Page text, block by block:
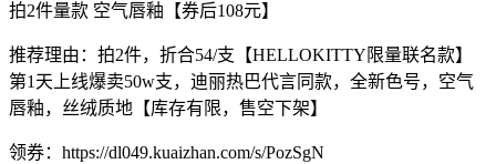
拍2件量款 空气唇釉【券后108元】
推荐理由：拍2件，折合54/支【HELLOKITTY限量联名款】
第1天上线爆卖50w支，迪丽热巴代言同款，全新色号，空气
唇釉，丝绒质地【库存有限，售空下架】
领券：https://dl049.kuaizhan.com/s/PozSgN